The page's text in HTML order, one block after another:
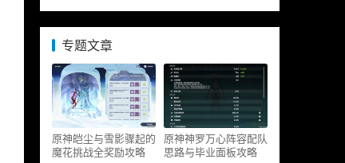
专题文章
原神皑尘与雪影骤起的
魔花挑战全奖励攻略
原神神罗万心阵容配队
思路与毕业面板攻略